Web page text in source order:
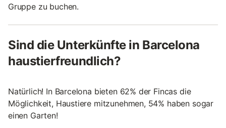
Gruppe zu buchen.
Sind die Unterkünfte in Barcelona
haustierfreundlich?
Natürlich! In Barcelona bieten 62% der Fincas die
Möglichkeit, Haustiere mitzunehmen, 54% haben sogar
einen Garten!